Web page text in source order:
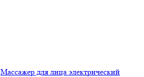
Массажер для лица электрический